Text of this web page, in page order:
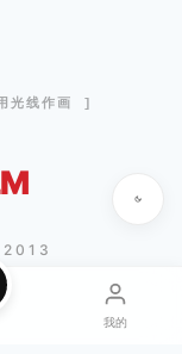
线作画 ]
我的